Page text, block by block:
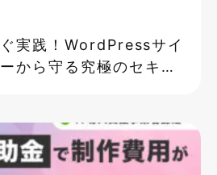
ぐ実践！WordPressサイ
から守る究極のセキュ